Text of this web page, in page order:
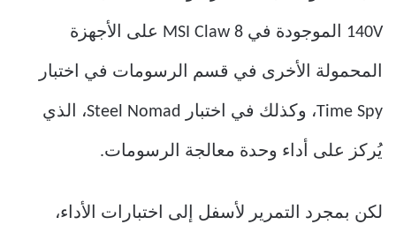
140V الموجودة في MSI Claw 8 على الأجهزة
المحمولة الأخرى في قسم الرسومات في اختبار
Time Spy، وكذلك في اختبار Steel Nomad، الذي
يُركز على أداء وحدة معالجة الرسومات.
لكن بمجرد التمرير لأسفل إلى اختبارات الأداء،